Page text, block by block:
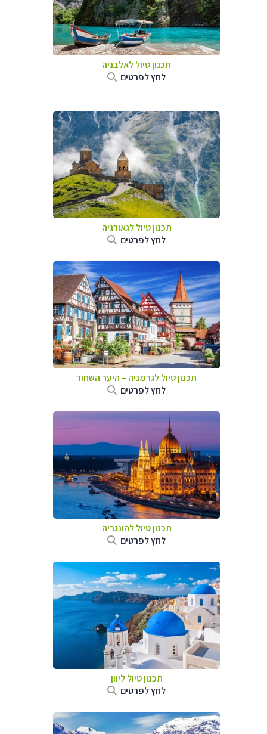
תכנון טיול לאלבניה
לחץ לפרטים
תכנון טיול לגאורגיה
לחץ לפרטים
תכנון טיול לגרמניה – היער השחור
לחץ לפרטים
תכנון טיול להונגריה
לחץ לפרטים
תכנון טיול ליוון
לחץ לפרטים